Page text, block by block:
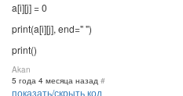
a[i][j] = 0
print(a[i][j], end=" ")
print()
Akan
5 года 4 месяца назад #
показать/скрыть код